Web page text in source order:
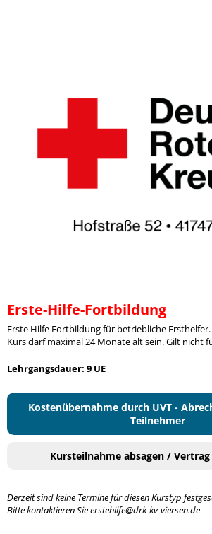
Erste-Hilfe-Fortbildung
Erste Hilfe Fortbildung für betriebliche
Kurs darf maximal 24 Monate alt sein. Gilt nicht
Lehrgangsdauer: 9 UE
Kostenübernahme durch UVT -
Teilnehmer
Kursteilnahme absagen /
Derzeit sind keine Termine für diesen Kurstyp
Bitte kontaktieren Sie erstehilfe@drk-kv-viersen.de